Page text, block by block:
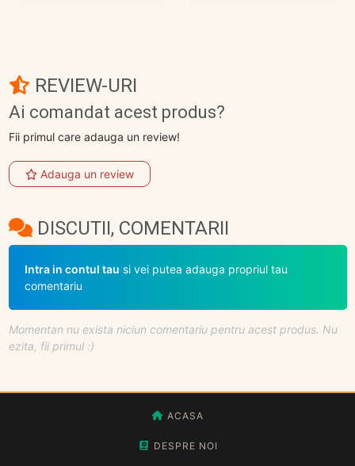
REVIEW-URI
Ai comandat acest produs?
Fii primul care adauga un review!
Adauga un review
DISCUTII, COMENTARII
Intra in contul tau si vei putea adauga propriul tau
comentariu
Momentan nu exista niciun comentariu pentru acest produs. Nu
ezita, fii primul :)
ACASA
DESPRE NOI